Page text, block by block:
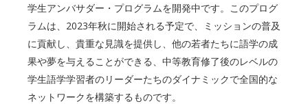
学生アンバサダー・プログラムを開発中です。このプログ
ラムは、2023年秋に開始される予定で、ミッションの普及
に貢献し、貴重な見識を提供し、他の若者たちに語学の成
果や夢を与えることができる、中等教育修了後のレベルの
学生語学学習者のリーダーたちのダイナミックで全国的な
ネットワークを構築するものです。